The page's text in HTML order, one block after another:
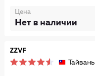
Цена
Нет в наличии
ZZVF
Тайвань